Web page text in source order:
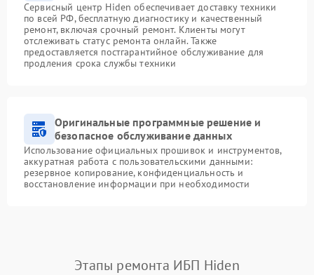
Сервисный центр Hiden обеспечивает доставку техники
по всей РФ, бесплатную диагностику и качественный
ремонт, включая срочный ремонт. Клиенты могут
отслеживать статус ремонта онлайн. Также
предоставляется постгарантийное обслуживание для
продления срока службы техники
Оригинальные программные решение и
безопасное обслуживание данных
Использование официальных прошивок и инструментов,
аккуратная работа с пользовательскими данными:
резервное копирование, конфиденциальность и
восстановление информации при необходимости
Этапы ремонта ИБП Hiden